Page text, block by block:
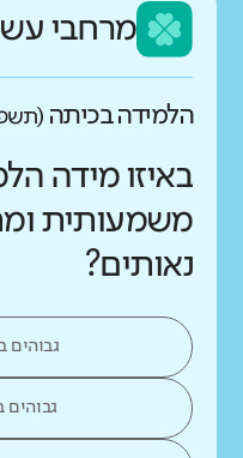
מרחבי
הלמידה בכיתה
באיזו מידה
משמעותית
נאותים?
גבוהים